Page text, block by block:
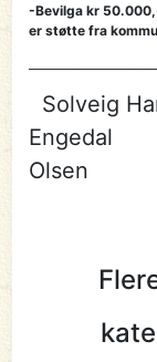
-Bevilga kr
er støtte fra
Solveig
Olsen